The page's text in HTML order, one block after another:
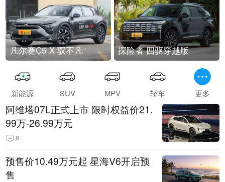
凡尔赛C5 X 驭不凡 探险者 四驱穿越版
新能源 SUV MPV 轿车 更多
阿维塔07L正式上市 限时权益价21.
99万-26.99万元
6
预售价10.49万元起 星海V6开启预
售